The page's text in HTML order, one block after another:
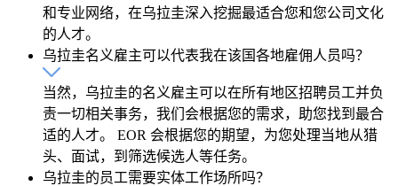
和专业网络，在乌拉圭深入挖掘最适合您和您公司文化
的人才。
乌拉圭名义雇主可以代表我在该国各地雇佣人员吗？
当然，乌拉圭的名义雇主可以在所有地区招聘员工并负
责一切相关事务，我们会根据您的需求，助您找到最合
适的人才。 EOR 会根据您的期望，为您处理当地从猎
头、面试，到筛选候选人等任务。
乌拉圭的员工需要实体工作场所吗？